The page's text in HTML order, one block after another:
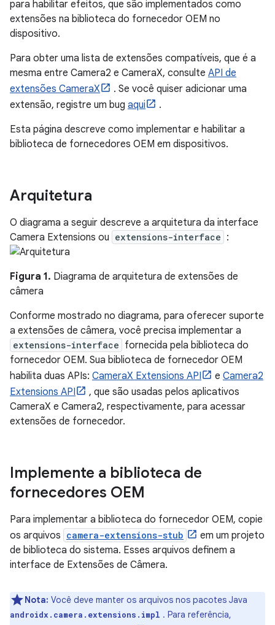
para habilitar efeitos, que são implementados como
extensões na biblioteca do fornecedor OEM no
dispositivo.
Para obter uma lista de extensões compatíveis, que é a
mesma entre Camera2 e CameraX, consulte API de
extensões CameraX
. Se você quiser adicionar uma
extensão, registre um bug aqui
.
Esta página descreve como implementar e habilitar a
biblioteca de fornecedores OEM em dispositivos.
Arquitetura
O diagrama a seguir descreve a arquitetura da interface
Camera Extensions ou extensions-interface :
Figura 1. Diagrama de arquitetura de extensões de
câmera
Conforme mostrado no diagrama, para oferecer suporte
a extensões de câmera, você precisa implementar a
extensions-interface fornecida pela biblioteca do
fornecedor OEM. Sua biblioteca de fornecedor OEM
habilita duas APIs: CameraX Extensions API e Camera2
Extensions API
, que são usadas pelos aplicativos
CameraX e Camera2, respectivamente, para acessar
extensões de fornecedor.
Implemente a biblioteca de
fornecedores OEM
Para implementar a biblioteca do fornecedor OEM, copie
os arquivos camera-extensions-stub
em um projeto
de biblioteca do sistema. Esses arquivos definem a
interface de Extensões de Câmera.
Nota: Você deve manter os arquivos nos pacotes Java
androidx.camera.extensions.impl . Para referência,